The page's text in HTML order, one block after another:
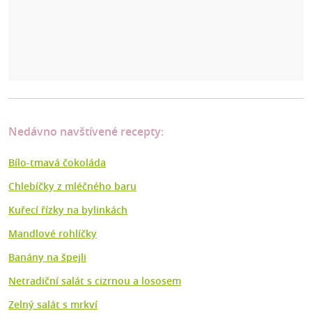
Nedávno navštívené recepty:
Bílo-tmavá čokoláda
Chlebíčky z mléčného baru
Kuřecí řízky na bylinkách
Mandlové rohlíčky
Banány na špejli
Netradiční salát s cizrnou a lososem
Zelný salát s mrkví